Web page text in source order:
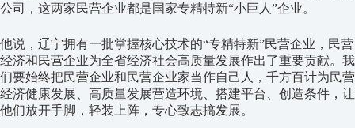
公司，这两家民营企业都是国家专精特新“小巨人”企业。
他说，辽宁拥有一批掌握核心技术的“专精特新”民营企业，民营
经济和民营企业为全省经济社会高质量发展作出了重要贡献。我
们要始终把民营企业和民营企业家当作自己人，千方百计为民营
经济健康发展、高质量发展营造环境、搭建平台、创造条件，让
他们放开手脚，轻装上阵，专心致志搞发展。